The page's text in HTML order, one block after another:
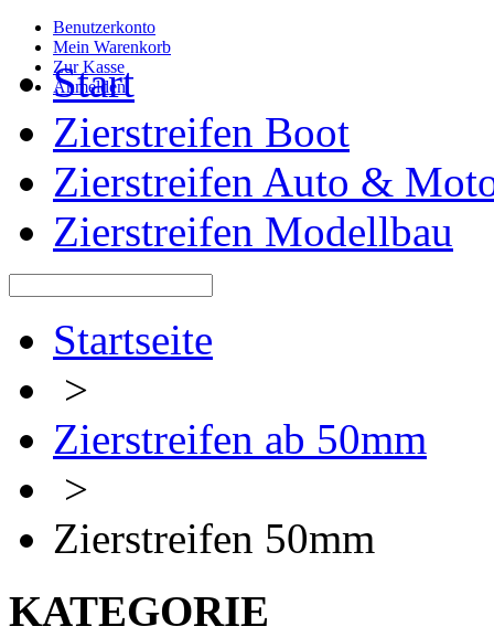
Benutzerkonto
Mein Warenkorb
Zur Kasse
Anmelden
Start
Zierstreifen Boot
Zierstreifen Auto &
Zierstreifen Modellbau
Startseite
>
Zierstreifen ab 50mm
>
Zierstreifen 50mm
KATEGORIE